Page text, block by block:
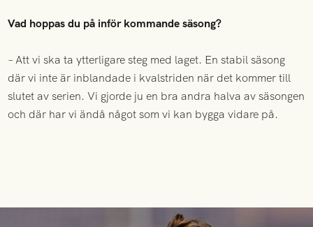
Vad hoppas du på inför kommande säsong?
– Att vi ska ta ytterligare steg med laget. En stabil säsong
där vi inte är inblandade i kvalstriden när det kommer till
slutet av serien. Vi gjorde ju en bra andra halva av säsongen
och där har vi ändå något som vi kan bygga vidare på.